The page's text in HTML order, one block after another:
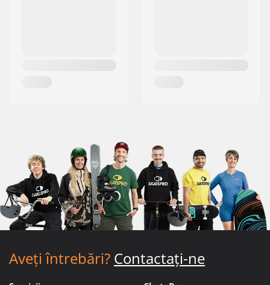
Aveți întrebări? Contactați-ne